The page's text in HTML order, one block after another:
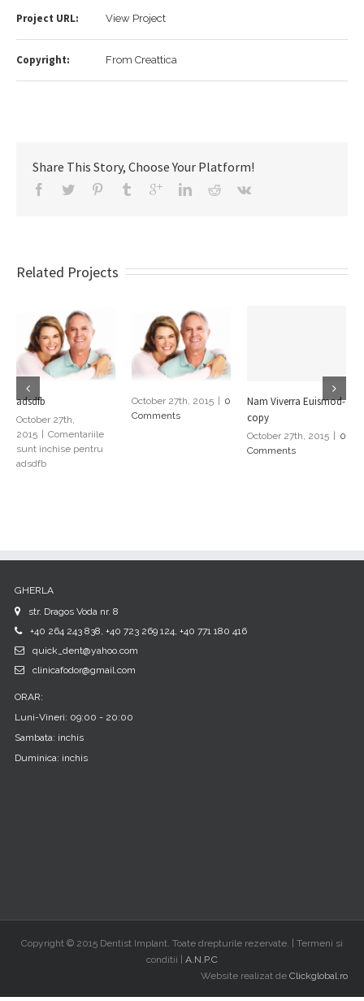
Project URL: View Project
Copyright: From Creattica
Share This Story, Choose Your Platform!
Related Projects
adsdfb
October 27th,
2015
Comentariile
sunt închise pentru
adsdfb
October 27th, 2015
0
Comments
Nam Viverra Euismod-
copy
October 27th, 2015 | 0
Comments
GHERLA
str. Dragos Voda nr. 8
+40 264 243 838, +40 723 269 124, +40 771 180 416
quick_dent@yahoo.com
clinicafodor@gmail.com
ORAR:
Luni-Vineri: 09:00 - 20:00
Sambata: inchis
Duminica: inchis
Copyright © 2015 Dentist Implant. Toate drepturile rezervate. | Termeni si
conditii | A.N.P.C
Website realizat de Clickglobal.ro